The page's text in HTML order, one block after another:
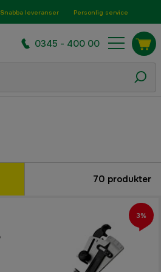
Snabba leveranser Personlig service
0345 - 400 00
70 produkter
3%